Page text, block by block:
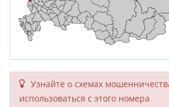
Узнайте о схемах
исполь­зоваться с этого номера